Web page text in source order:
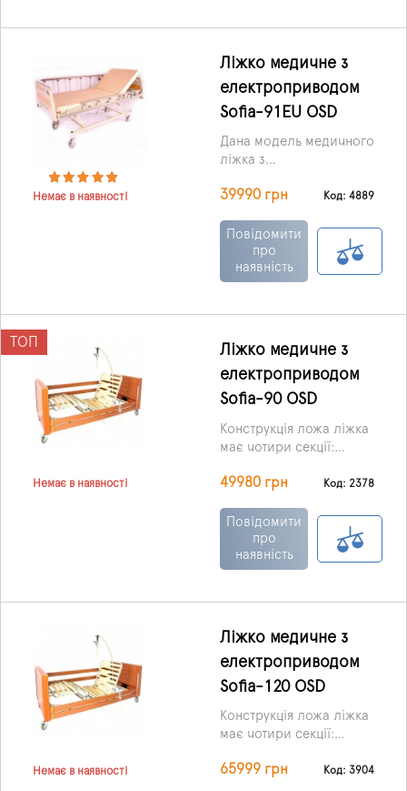
оцинковані і хромовані.
підніжжя виконані з
деревних матеріалів,
відполіровані.
Немає в наявності
Ліжко медичне з
електроприводом
Sofia-91EU OSD
Дана модель медичного
ліжка з
бути встановлена ​​в
домашніх умовах.
39990 грн Код: 4889
Повідомити
про
наявність
ТОП
Немає в наявності
Ліжко медичне з
електроприводом
Sofia-90 OSD
Конструкція ложа ліжка
має чотири секції:
що відповідають
спини.
49980 грн Код: 2378
Повідомити
про
наявність
Немає в наявності
Ліжко медичне з
електроприводом
Sofia-120 OSD
Конструкція ложа ліжка
має чотири секції:
що відповідають
65999 грн Код: 3904